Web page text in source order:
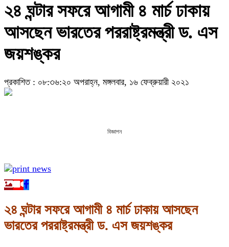
২৪ ঘন্টার সফরে আগামী ৪ মার্চ ঢাকায়
আসছেন ভারতের পররাষ্ট্রমন্ত্রী ড. এস
জয়শঙ্কর
প্রকাশিত : ০৮:৩৬:২০ অপরাহ্ন, মঙ্গলবার, ১৬ ফেব্রুয়ারী ২০২১
বিজ্ঞাপন
২৪ ঘন্টার সফরে আগামী ৪ মার্চ ঢাকায় আসছেন
ভারতের পররাষ্ট্রমন্ত্রী ড. এস জয়শঙ্কর